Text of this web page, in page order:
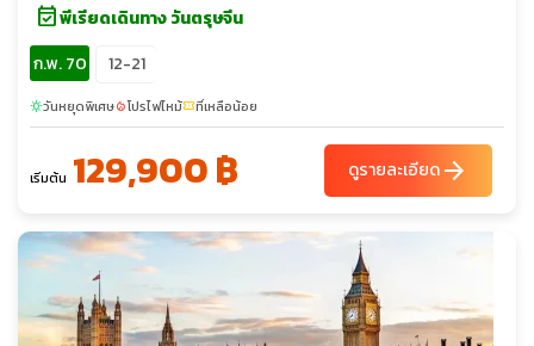
event_availableพีเรียดเดินทาง วันตรุษจีน
ก.พ. 70
12-21
sunnyวันหยุดพิเศษlocal_fire_departmentโปรไฟไหม้confirmation_numberที่เหลือน้อย
เริ่มต้น 129,900 ฿ ดูรายละเอียดarrow_forward